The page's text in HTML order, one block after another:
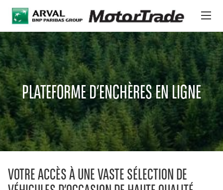
Aller au contenu principal
PLATEFORME D’ENCHÈRES EN LIGNE
VOTRE ACCÈS À UNE VASTE SÉLECTION DE
PLATEFORME D’ENCHÈRES EN LIGNE
VÉHICULES
À PROPOS DE NOUS
OFFRES INTERNATIONALES
NEWS
SERVICES ET ASSISTANCE